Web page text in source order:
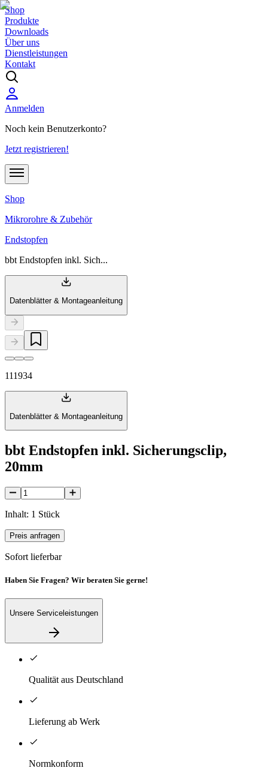
Shop
Produkte
Downloads
Über uns
Dienstleistungen
Kontakt
Anmelden
Noch kein Benutzerkonto?
Jetzt registrieren!
Shop
Mikrorohre & Zubehör
Endstopfen
bbt Endstopfen inkl. Sich...
Datenblätter & Montageanleitung
111934
Datenblätter & Montageanleitung
bbt Endstopfen inkl. Sicherungsclip,
20mm
Inhalt: 1 Stück
Preis anfragen
Sofort lieferbar
Haben Sie Fragen? Wir beraten Sie gerne!
Unsere Serviceleistungen
Qualität aus Deutschland
Lieferung ab Werk
Normkonform